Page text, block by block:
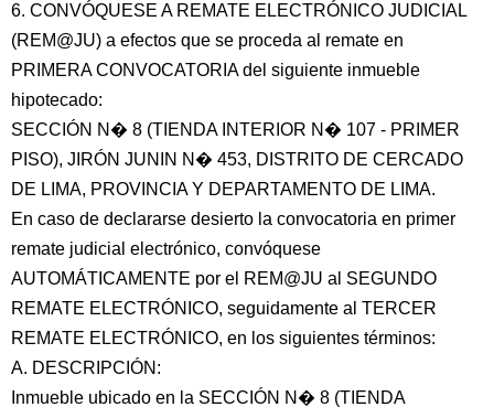
6. CONVÓQUESE A REMATE ELECTRÓNICO JUDICIAL
(REM@JU) a efectos que se proceda al remate en
PRIMERA CONVOCATORIA del siguiente inmueble
hipotecado:
SECCIÓN N� 8 (TIENDA INTERIOR N� 107 - PRIMER
PISO), JIRÓN JUNIN N� 453, DISTRITO DE CERCADO
DE LIMA, PROVINCIA Y DEPARTAMENTO DE LIMA.
En caso de declararse desierto la convocatoria en primer
remate judicial electrónico, convóquese
AUTOMÁTICAMENTE por el REM@JU al SEGUNDO
REMATE ELECTRÓNICO, seguidamente al TERCER
REMATE ELECTRÓNICO, en los siguientes términos:
A. DESCRIPCIÓN:
Inmueble ubicado en la SECCIÓN N� 8 (TIENDA